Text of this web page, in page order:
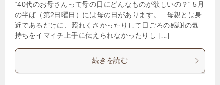
“40代のお母さんって母の日にどんなものが欲しいの？“ 5月
の半ば（第2日曜日）には母の日があります。 母親とは身
近であるだけに、照れくさかったりして日ごろの感謝の気
持ちをイマイチ上手に伝えられなかったりし […]
続きを読む